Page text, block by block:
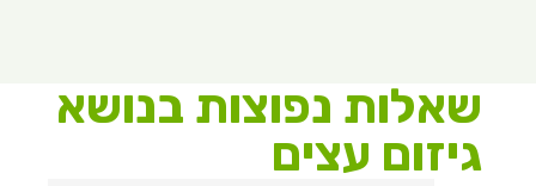
שאלות נפוצות בנושא
גיזום עצים